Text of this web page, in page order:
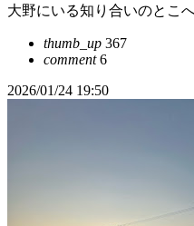
大野にいる知り合いのとこ
thumb_up 367
comment6
2026/01/24 19:50